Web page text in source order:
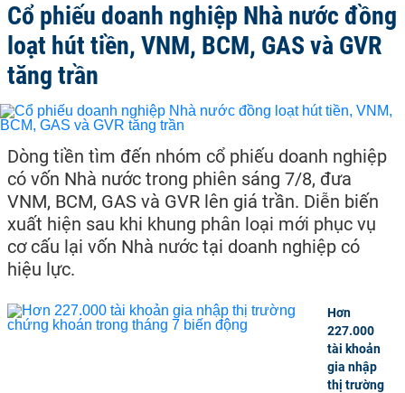
Cổ phiếu doanh nghiệp Nhà nước đồng
loạt hút tiền, VNM, BCM, GAS và GVR
tăng trần
Dòng tiền tìm đến nhóm cổ phiếu doanh nghiệp
có vốn Nhà nước trong phiên sáng 7/8, đưa
VNM, BCM, GAS và GVR lên giá trần. Diễn biến
xuất hiện sau khi khung phân loại mới phục vụ
cơ cấu lại vốn Nhà nước tại doanh nghiệp có
hiệu lực.
Hơn
227.000
tài khoản
gia nhập
thị trường